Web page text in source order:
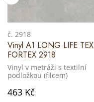
č. 2918
Vinyl A1 LONG LIFE TEX
FORTEX 2918
Vinyl v metráži s textilní
podložkou (filcem)
463 Kč